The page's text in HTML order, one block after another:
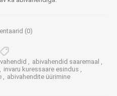
(0)
, abivahendid saaremaal ,
, invaru kuressaare esindus ,
, abivahendite üürimine